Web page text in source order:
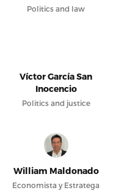
Politics and law
Víctor García San
Inocencio
Politics and justice
William Maldonado
Economista y Estratega